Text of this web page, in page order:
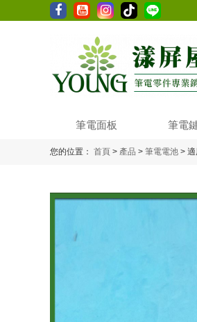
筆電面板 筆電
您的位置： 首頁 > 產品 > 筆電電池 >